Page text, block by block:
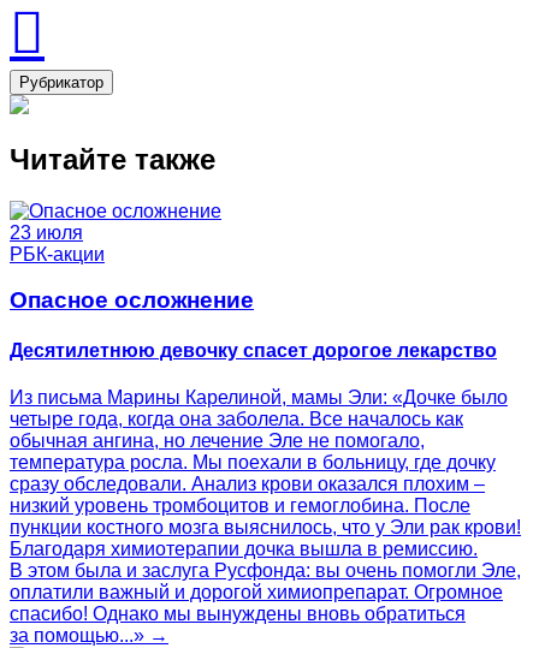
Рубрикатор
Читайте также
23 июля
РБК-акции
Опасное осложнение
Десятилетнюю девочку спасет дорогое лекарство
Из письма Марины Карелиной, мамы Эли: «Дочке было
четыре года, когда она заболела. Все началось как
обычная ангина, но лечение Эле не помогало,
температура росла. Мы поехали в больницу, где дочку
сразу обследовали. Анализ крови оказался плохим –
низкий уровень тромбоцитов и гемоглобина. После
пункции костного мозга выяснилось, что у Эли рак крови!
Благодаря химиотерапии дочка вышла в ремиссию.
В этом была и заслуга Русфонда: вы очень помогли Эле,
оплатили важный и дорогой химиопрепарат. Огромное
спасибо! Однако мы вынуждены вновь обратиться
за помощью...» →